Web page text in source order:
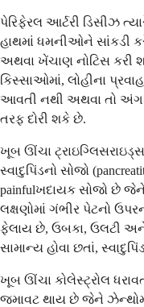
પેરિફેરલ આર્ટરી ડિસીઝ
હાથમાં ધમનીઓને સાંકડી
અથવા ખેંચાણ નોટિસ કરી
કિસ્સાઓમાં, લોહીના
આવતી નથી અથવા તો
તરફ દોરી શકે છે.
ખૂબ ઊંચા
સ્વાદુપિંડનો સોજો
painfulખદાયક સોજો છે
લક્ષણોમાં ગંભીર પેટનો
ફેલાય છે, ઉબકા, ઉલટી
સામાન્ય હોવા છતાં,
ખૂબ ઊંચા કોલેસ્ટ્રોલ
જમાવટ થાય છે જેને